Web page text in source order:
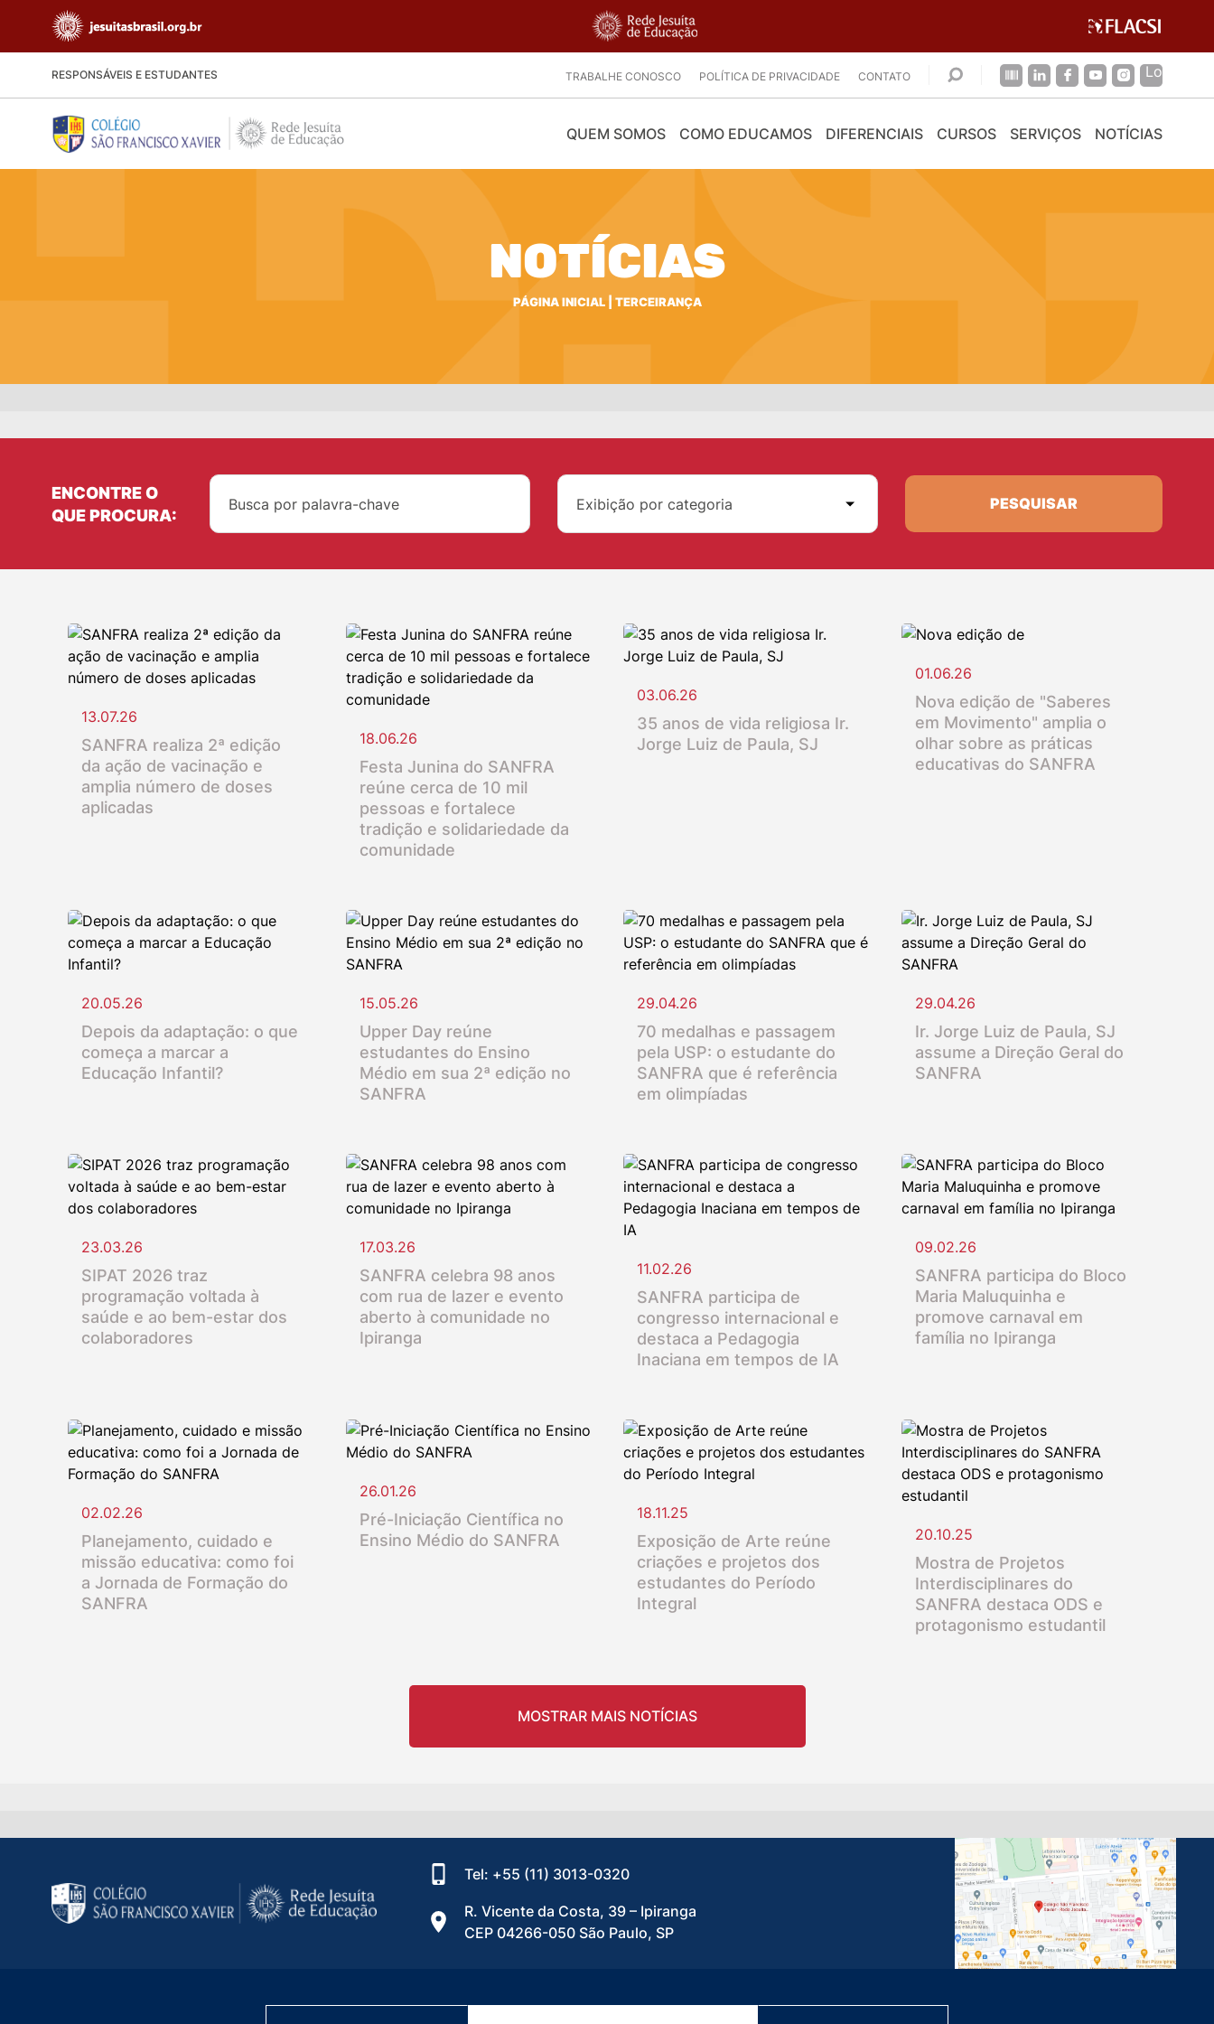
RESPONSÁVEIS E ESTUDANTES TRABALHE CONOSCO POLÍTICA DE PRIVACIDADE CONTATO
QUEM SOMOS COMO EDUCAMOS DIFERENCIAIS CURSOS SERVIÇOS NOTÍCIAS
NOTÍCIAS
PÁGINA INICIAL| TERCEIRANÇA
ENCONTRE O
QUE PROCURA:
Exibição por categoria PESQUISAR
13.07.26
SANFRA realiza 2ª edição
da ação de vacinação e
amplia número de doses
aplicadas
18.06.26
Festa Junina do SANFRA
reúne cerca de 10 mil
pessoas e fortalece
tradição e solidariedade da
comunidade
03.06.26
35 anos de vida religiosa Ir.
Jorge Luiz de Paula, SJ
01.06.26
Nova edição de "Saberes
em Movimento" amplia o
olhar sobre as práticas
educativas do SANFRA
20.05.26
Depois da adaptação: o que
começa a marcar a
Educação Infantil?
15.05.26
Upper Day reúne
estudantes do Ensino
Médio em sua 2ª edição no
SANFRA
29.04.26
70 medalhas e passagem
pela USP: o estudante do
SANFRA que é referência
em olimpíadas
29.04.26
Ir. Jorge Luiz de Paula, SJ
assume a Direção Geral do
SANFRA
23.03.26
SIPAT 2026 traz
programação voltada à
saúde e ao bem-estar dos
colaboradores
17.03.26
SANFRA celebra 98 anos
com rua de lazer e evento
aberto à comunidade no
Ipiranga
11.02.26
SANFRA participa de
congresso internacional e
destaca a Pedagogia
Inaciana em tempos de IA
09.02.26
SANFRA participa do Bloco
Maria Maluquinha e
promove carnaval em
família no Ipiranga
02.02.26
Planejamento, cuidado e
missão educativa: como foi
a Jornada de Formação do
SANFRA
26.01.26
Pré-Iniciação Científica no
Ensino Médio do SANFRA
18.11.25
Exposição de Arte reúne
criações e projetos dos
estudantes do Período
Integral
20.10.25
Mostra de Projetos
Interdisciplinares do
SANFRA destaca ODS e
protagonismo estudantil
MOSTRAR MAIS NOTÍCIAS
Tel: +55 (11) 3013-0320
R. Vicente da Costa, 39 – Ipiranga
CEP 04266-050 São Paulo, SP